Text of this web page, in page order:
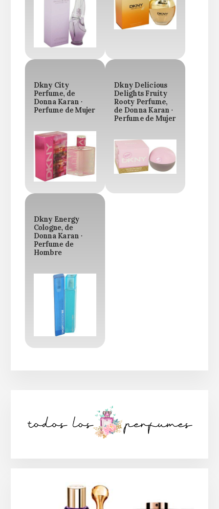
Dkny City
Perfume, de
Donna Karan ·
Perfume de Mujer
Dkny Delicious
Delights Fruity
Rooty Perfume,
de Donna Karan ·
Perfume de Mujer
Dkny Energy
Cologne, de
Donna Karan ·
Perfume de
Hombre
lateral